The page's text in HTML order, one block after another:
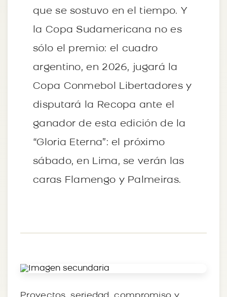
que se sostuvo en el tiempo. Y
la Copa Sudamericana no es
sólo el premio: el cuadro
argentino, en 2026, jugará la
Copa Conmebol Libertadores y
disputará la Recopa ante el
ganador de esta edición de la
“Gloria Eterna”: el próximo
sábado, en Lima, se verán las
caras Flamengo y Palmeiras.